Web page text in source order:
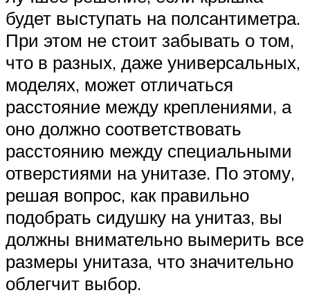
будет выступать на полсантиметра.
При этом не стоит забывать о том,
что в разных, даже универсальных,
моделях, может отличаться
расстояние между креплениями, а
оно должно соответствовать
расстоянию между специальными
отверстиями на унитазе. По этому,
решая вопрос, как правильно
подобрать сидушку на унитаз, вы
должны внимательно вымерить все
размеры унитаза, что значительно
облегчит выбор.